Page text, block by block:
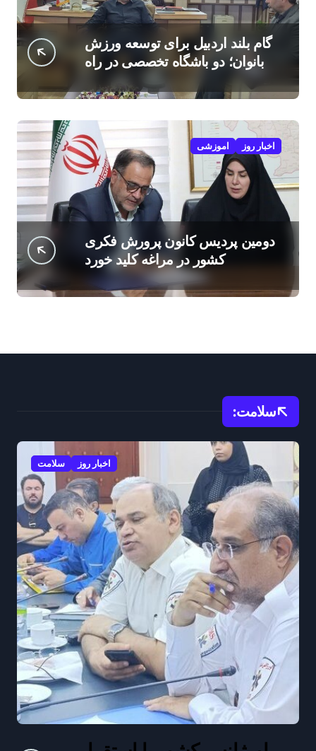
گام بلند اردبیل برای توسعه ورزش
بانوان؛ دو باشگاه تخصصی در راه
است
اخبار روز اموزشی
دومین پردیس کانون پرورش فکری
کشور در مراغه کلید خورد
سلامت:
اخبار روز سلامت